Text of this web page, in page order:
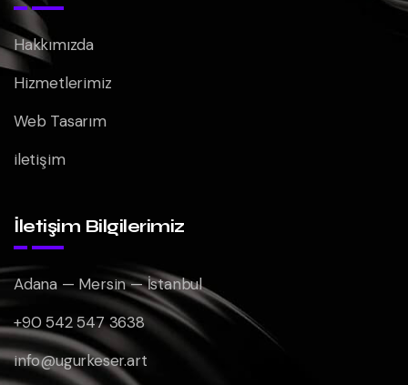
Hakkımızda
Hizmetlerimiz
Web Tasarım
iletişim
İletişim Bilgilerimiz
Adana — Mersin — İstanbul
+90 542 547 3638
info@ugurkeser.art